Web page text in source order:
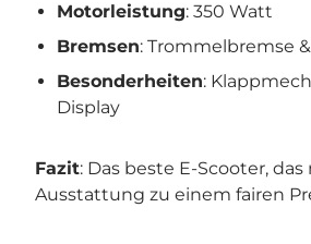
Motorleistung: 350 Watt
Bremsen: Trommelbremse
Besonderheiten:
Display
Fazit: Das beste E-Scooter,
Ausstattung zu einem fairen